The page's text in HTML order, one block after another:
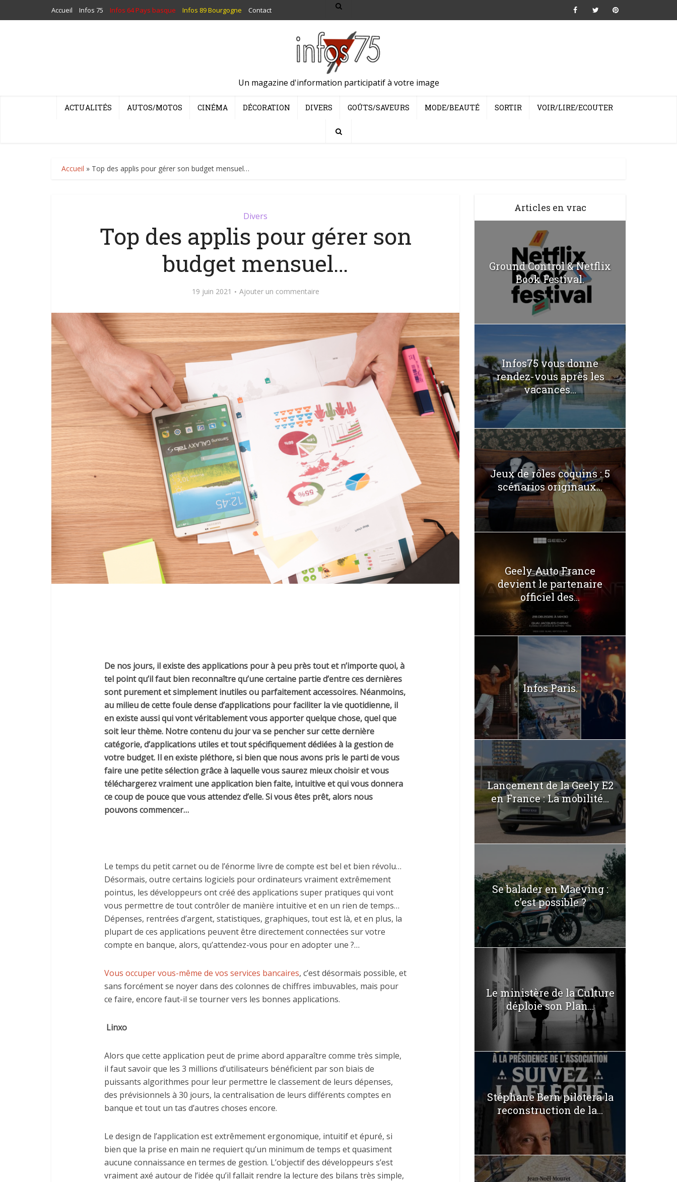
Accueil Infos 75 Infos 64 Pays basque Infos 89 Bourgogne Contact
Un magazine d'information participatif à votre image
ACTUALITÉS AUTOS/MOTOS CINÉMA DÉCORATION DIVERS GOÛTS/SAVEURS MODE/BEAUTÉ SORTIR VOIR/LIRE/ECOUTER
Accueil » Top des applis pour gérer son budget mensuel…
Divers
Top des applis pour gérer son
budget mensuel…
19 juin 2021 Ajouter un commentaire
De nos jours, il existe des applications pour à peu près tout et n’importe quoi, à
tel point qu’il faut bien reconnaître qu’une certaine partie d’entre ces dernières
sont purement et simplement inutiles ou parfaitement accessoires. Néanmoins,
au milieu de cette foule dense d’applications pour faciliter la vie quotidienne, il
en existe aussi qui vont véritablement vous apporter quelque chose, quel que
soit leur thème. Notre contenu du jour va se pencher sur cette dernière
catégorie, d’applications utiles et tout spécifiquement dédiées à la gestion de
votre budget. Il en existe pléthore, si bien que nous avons pris le parti de vous
faire une petite sélection grâce à laquelle vous saurez mieux choisir et vous
téléchargerez vraiment une application bien faite, intuitive et qui vous donnera
ce coup de pouce que vous attendez d’elle. Si vous êtes prêt, alors nous
pouvons commencer…
Le temps du petit carnet ou de l’énorme livre de compte est bel et bien révolu…
Désormais, outre certains logiciels pour ordinateurs vraiment extrêmement
pointus, les développeurs ont créé des applications super pratiques qui vont
vous permettre de tout contrôler de manière intuitive et en un rien de temps…
Dépenses, rentrées d’argent, statistiques, graphiques, tout est là, et en plus, la
plupart de ces applications peuvent être directement connectées sur votre
compte en banque, alors, qu’attendez-vous pour en adopter une ?…
Vous occuper vous-même de vos services bancaires, c’est désormais possible, et
sans forcément se noyer dans des colonnes de chiffres imbuvables, mais pour
ce faire, encore faut-il se tourner vers les bonnes applications.
Linxo
Alors que cette application peut de prime abord apparaître comme très simple,
il faut savoir que les 3 millions d’utilisateurs bénéficient par son biais de
puissants algorithmes pour leur permettre le classement de leurs dépenses,
des prévisionnels à 30 jours, la centralisation de leurs différents comptes en
banque et tout un tas d’autres choses encore.
Le design de l’application est extrêmement ergonomique, intuitif et épuré, si
bien que la prise en main ne requiert qu’un minimum de temps et quasiment
aucune connaissance en termes de gestion. L’objectif des développeurs s’est
vraiment axé autour de l’idée qu’il fallait rendre la lecture des bilans très simple,
Articles en vrac
Ground Control & Netflix
Book Festival.
Infos75 vous donne
rendez-vous après les
vacances...
Jeux de rôles coquins : 5
scénarios originaux...
Geely Auto France
devient le partenaire
officiel des...
Infos Paris.
Lancement de la Geely E2
en France : La mobilité...
Se balader en Maeving :
c’est possible ?
Le ministère de la Culture
déploie son Plan...
Stéphane Bern pilotera la
reconstruction de la...